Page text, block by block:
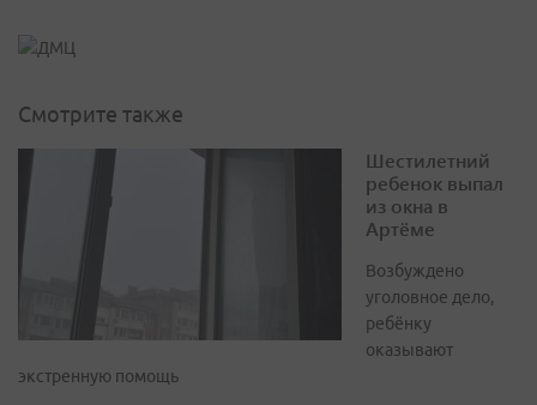
Смотрите также
Шестилетний
ребенок выпал
из окна в
Артёме
Возбуждено
уголовное дело,
ребёнку
оказывают
экстренную помощь